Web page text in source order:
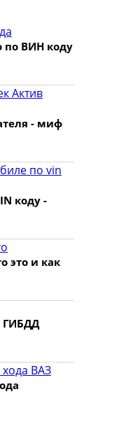
по ВИН коду
- миф
коду -
это и как
ГИБДД